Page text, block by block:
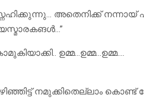
അതെനിക്ക്
ഉമ്മ…ഉമ്മ…ഉമ്മ….
നമുക്കിതെല്ലാം കൊണ്ട്